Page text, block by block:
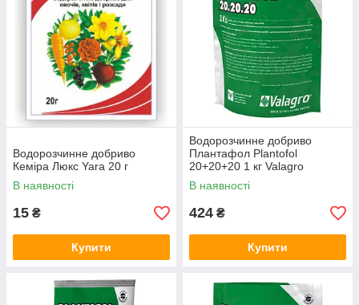
Водорозчинне добриво
Кеміра Люкс Yara 20 г
В наявності
15 ₴
Купити
Водорозчинне добриво
Плантафол Plantofol
20+20+20 1 кг Valagro
В наявності
424 ₴
Купити